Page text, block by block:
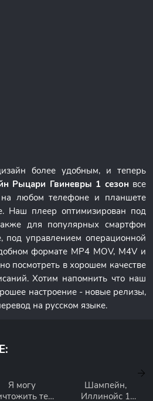
более удобным, и теперь
Рыцари Гвиневры 1 сезон все
любом телефоне и планшете
Наш плеер оптимизирован под
для популярных смартфон
под управлением операционной
формате MP4 MOV, M4V и
посмотреть в хорошем качестве
Хотим напомнить что наш
настроение - новые релизы,
на русском языке.
Я могу
тебя
Шампейн,
Иллинойс 1